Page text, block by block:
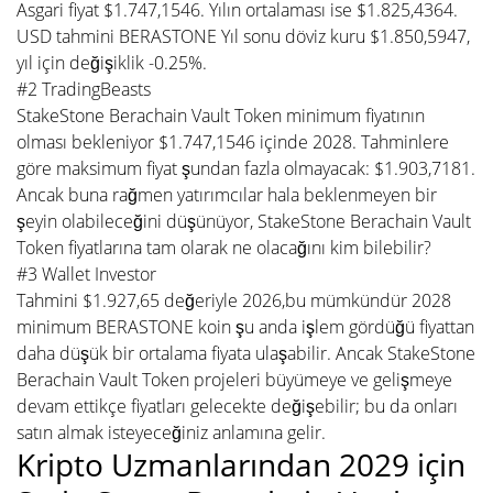
Asgari fiyat $1.747,1546. Yılın ortalaması ise $1.825,4364.
USD tahmini BERASTONE Yıl sonu döviz kuru $1.850,5947,
yıl için değişiklik -0.25%.
#2 TradingBeasts
StakeStone Berachain Vault Token minimum fiyatının
olması bekleniyor $1.747,1546 içinde 2028. Tahminlere
göre maksimum fiyat şundan fazla olmayacak: $1.903,7181.
Ancak buna rağmen yatırımcılar hala beklenmeyen bir
şeyin olabileceğini düşünüyor, StakeStone Berachain Vault
Token fiyatlarına tam olarak ne olacağını kim bilebilir?
#3 Wallet Investor
Tahmini $1.927,65 değeriyle 2026,bu mümkündür 2028
minimum BERASTONE koin şu anda işlem gördüğü fiyattan
daha düşük bir ortalama fiyata ulaşabilir. Ancak StakeStone
Berachain Vault Token projeleri büyümeye ve gelişmeye
devam ettikçe fiyatları gelecekte değişebilir; bu da onları
satın almak isteyeceğiniz anlamına gelir.
Kripto Uzmanlarından 2029 için